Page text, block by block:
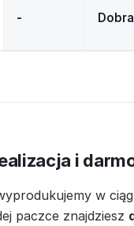
-
i
w
paczce znajdziesz